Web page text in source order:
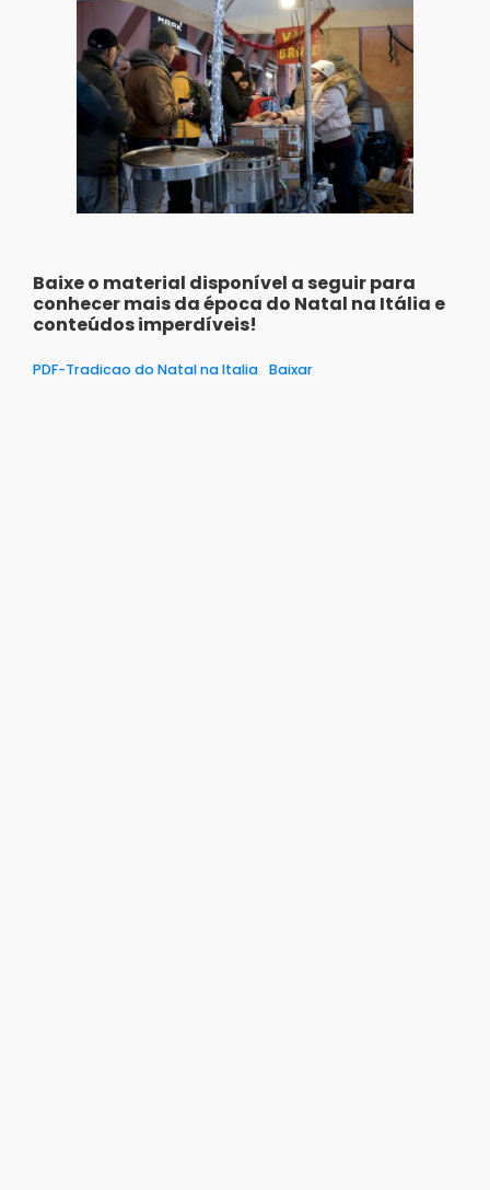
Baixe o material disponível a seguir para
conhecer mais da época do Natal na Itália e
conteúdos imperdíveis!
PDF-Tradicao do Natal na Italia Baixar